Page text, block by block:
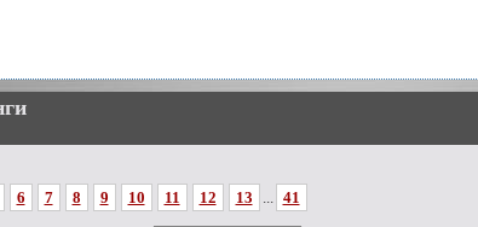
6 7 8 9 10 11 12 13 ... 41